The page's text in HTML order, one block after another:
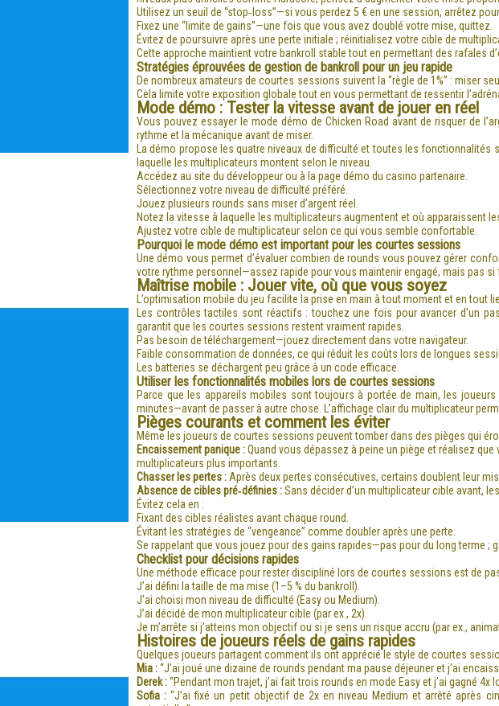
Utilisez un seuil de “stop‑loss”—si vous perdez 5 € en une session, arrêtez
Fixez une “limite de gains”—une fois que vous avez doublé votre mise, quittez.
Évitez de poursuivre après une perte initiale ; réinitialisez votre cible de
Cette approche maintient votre bankroll stable tout en permettant des rafales
Stratégies éprouvées de gestion de bankroll pour un jeu rapide
De nombreux amateurs de courtes sessions suivent la “règle de 1%” : miser
Cela limite votre exposition globale tout en vous permettant de ressentir
Mode démo : Tester la vitesse avant de jouer en réel
Vous pouvez essayer le mode démo de Chicken Road avant de risquer de
rythme et la mécanique avant de miser.
La démo propose les quatre niveaux de difficulté et toutes les
laquelle les multiplicateurs montent selon le niveau.
Accédez au site du développeur ou à la page démo du casino partenaire.
Sélectionnez votre niveau de difficulté préféré.
Jouez plusieurs rounds sans miser d’argent réel.
Notez la vitesse à laquelle les multiplicateurs augmentent et où apparaissent
Ajustez votre cible de multiplicateur selon ce qui vous semble confortable.
Pourquoi le mode démo est important pour les courtes sessions
Une démo vous permet d’évaluer combien de rounds vous pouvez gérer
votre rythme personnel—assez rapide pour vous maintenir engagé, mais pas
Maîtrise mobile : Jouer vite, où que vous soyez
L’optimisation mobile du jeu facilite la prise en main à tout moment et en tout
Les contrôles tactiles sont réactifs : touchez une fois pour avancer d’un
garantit que les courtes sessions restent vraiment rapides.
Pas besoin de téléchargement—jouez directement dans votre navigateur.
Faible consommation de données, ce qui réduit les coûts lors de longues
Les batteries se déchargent peu grâce à un code efficace.
Utiliser les fonctionnalités mobiles lors de courtes sessions
Parce que les appareils mobiles sont toujours à portée de main, les
minutes—avant de passer à autre chose. L’affichage clair du multiplicateur
Pièges courants et comment les éviter
Même les joueurs de courtes sessions peuvent tomber dans des pièges qui
Encaissement panique :Quand vous dépassez à peine un piège et réalisez
multiplicateurs plus importants.
Chasser les pertes : Après deux pertes consécutives, certains doublent leur
Absence de cibles pré‑définies :Sans décider d’un multiplicateur cible avant,
Évitez cela en :
Fixant des cibles réalistes avant chaque round.
Évitant les stratégies de “vengeance” comme doubler après une perte.
Se rappelant que vous jouez pour des gains rapides—pas pour du long terme ;
Checklist pour décisions rapides
Une méthode efficace pour rester discipliné lors de courtes sessions est de
J’ai défini la taille de ma mise (1–5 % du bankroll).
J’ai choisi mon niveau de difficulté (Easy ou Medium).
J’ai décidé de mon multiplicateur cible (par ex., 2x).
Je m’arrête si j’atteins mon objectif ou si je sens un risque accru (par ex.,
Histoires de joueurs réels de gains rapides
Quelques joueurs partagent comment ils ont apprécié le style de courtes
Mia :“J’ai joué une dizaine de rounds pendant ma pause déjeuner et j’ai
Derek :“Pendant mon trajet, j’ai fait trois rounds en mode Easy et j’ai gagné
Sofia : “J’ai fixé un petit objectif de 2x en niveau Medium et arrêté après